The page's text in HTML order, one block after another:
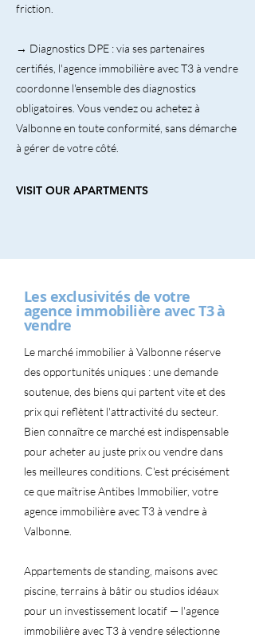
friction.
→ Diagnostics DPE : via ses partenaires
certifiés, l'agence immobilière avec T3 à vendre
coordonne l'ensemble des diagnostics
obligatoires. Vous vendez ou achetez à
Valbonne en toute conformité, sans démarche
à gérer de votre côté.
VISIT OUR APARTMENTS
Les exclusivités de votre
agence immobilière avec T3 à
vendre
Le marché immobilier à Valbonne réserve
des opportunités uniques : une demande
soutenue, des biens qui partent vite et des
prix qui reflètent l'attractivité du secteur.
Bien connaître ce marché est indispensable
pour acheter au juste prix ou vendre dans
les meilleures conditions. C'est précisément
ce que maîtrise Antibes Immobilier, votre
agence immobilière avec T3 à vendre à
Valbonne.
Appartements de standing, maisons avec
piscine, terrains à bâtir ou studios idéaux
pour un investissement locatif — l'agence
immobilière avec T3 à vendre sélectionne